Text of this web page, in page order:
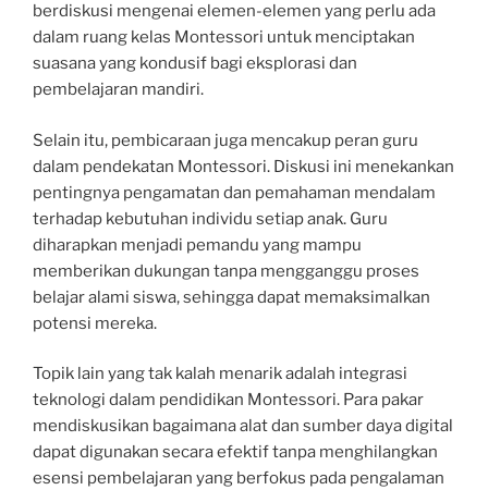
berdiskusi mengenai elemen-elemen yang perlu ada
dalam ruang kelas Montessori untuk menciptakan
suasana yang kondusif bagi eksplorasi dan
pembelajaran mandiri.
Selain itu, pembicaraan juga mencakup peran guru
dalam pendekatan Montessori. Diskusi ini menekankan
pentingnya pengamatan dan pemahaman mendalam
terhadap kebutuhan individu setiap anak. Guru
diharapkan menjadi pemandu yang mampu
memberikan dukungan tanpa mengganggu proses
belajar alami siswa, sehingga dapat memaksimalkan
potensi mereka.
Topik lain yang tak kalah menarik adalah integrasi
teknologi dalam pendidikan Montessori. Para pakar
mendiskusikan bagaimana alat dan sumber daya digital
dapat digunakan secara efektif tanpa menghilangkan
esensi pembelajaran yang berfokus pada pengalaman